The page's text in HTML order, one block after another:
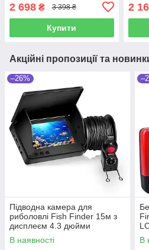
перезаряджуваний
бездротовий Ехолот
2 698 ₴ 3 398 ₴
Купити
2
Акційні пропозиції та
–26%
Підводна камера для
риболовлі Fish Finder 15м з
дисплеєм 4.3 дюйми
аккумулятор 10000 мАг ІЧ-
підсвічування
В наявності В